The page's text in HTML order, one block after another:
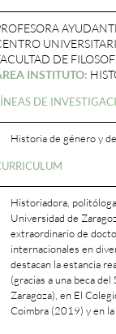
DE
INSTITUTO:
DE
Historia de género y
Historiadora,
Universidad de
extraordinario de
internacionales en
destacan la estancia
(gracias a una beca
Zaragoza), en El
Coimbra (2019) y en